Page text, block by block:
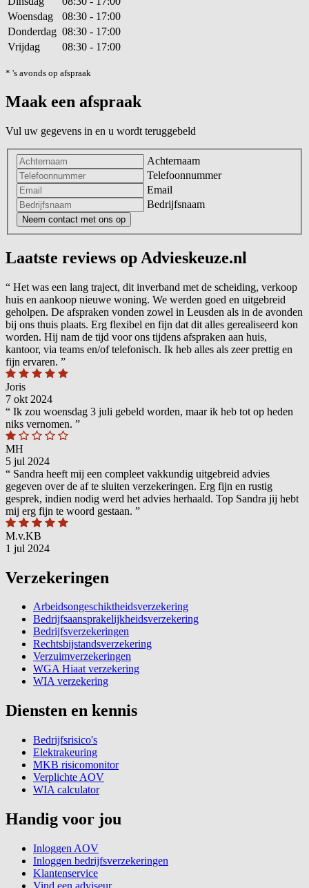
Woensdag
08:30 - 17:00
Donderdag 08:30 - 17:00
Vrijdag
08:30 - 17:00
* 's avonds op afspraak
Maak een afspraak
Vul uw gegevens in en u wordt teruggebeld
Achternaam
Telefoonnummer
Email
Bedrijfsnaam
Neem contact met ons op
Laatste reviews op Advieskeuze.nl
“ Het was een lang traject, dit inverband met de scheiding, verkoop
huis en aankoop nieuwe woning. We werden goed en uitgebreid
geholpen. De afspraken vonden zowel in Leusden als in de avonden
bij ons thuis plaats. Erg flexibel en fijn dat dit alles gerealiseerd kon
worden. Hij nam de tijd voor ons tijdens afspraken aan huis,
kantoor, via teams en/of telefonisch. Ik heb alles als zeer prettig en
fijn ervaren. ”
Joris
7 okt 2024
“ Ik zou woensdag 3 juli gebeld worden, maar ik heb tot op heden
niks vernomen. ”
MH
5 jul 2024
“ Sandra heeft mij een compleet vakkundig uitgebreid advies
gegeven over de af te sluiten verzekeringen. Erg fijn en rustig
gesprek, indien nodig werd het advies herhaald. Top Sandra jij hebt
mij erg fijn te woord gestaan. ”
M.v.KB
1 jul 2024
Verzekeringen
Arbeidsongeschiktheidsverzekering
Bedrijfsaansprakelijkheidsverzekering
Bedrijfsverzekeringen
Rechtsbijstandsverzekering
Verzuimverzekeringen
WGA Hiaat verzekering
WIA verzekering
Diensten en kennis
Bedrijfsrisico's
Elektrakeuring
MKB risicomonitor
Verplichte AOV
WIA calculator
Handig voor jou
Inloggen AOV
Inloggen bedrijfsverzekeringen
Klantenservice
Vind een adviseur